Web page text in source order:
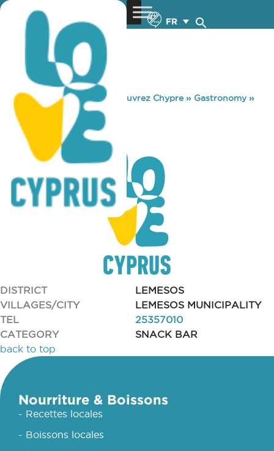
FR
You are here: Home »Découvrez Chypre» Gastronomy»
RASTONI
RASTONI
DISTRICT
LEMESOS
VILLAGES/CITY
LEMESOS MUNICIPALITY
TEL
25357010
CATEGORY
SNACK BAR
back to top
Nourriture & Boissons
- Recettes locales
- Boissons locales